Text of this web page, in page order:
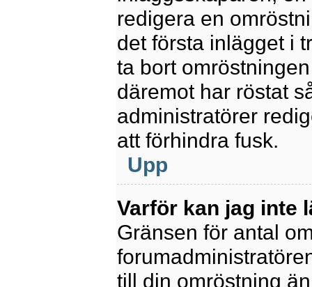
redigera en
det första inlägget i
ta bort
däremot har röstat
administratörer
att förhindra fusk.
Upp
Varför kan jag inte
Gränsen för antal
till din omröstning